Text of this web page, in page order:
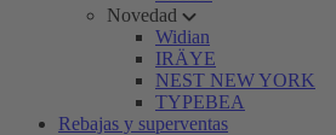
Novedad
Widian
IRÄYE
NEST NEW YORK
TYPEBEA
Rebajas y superventas